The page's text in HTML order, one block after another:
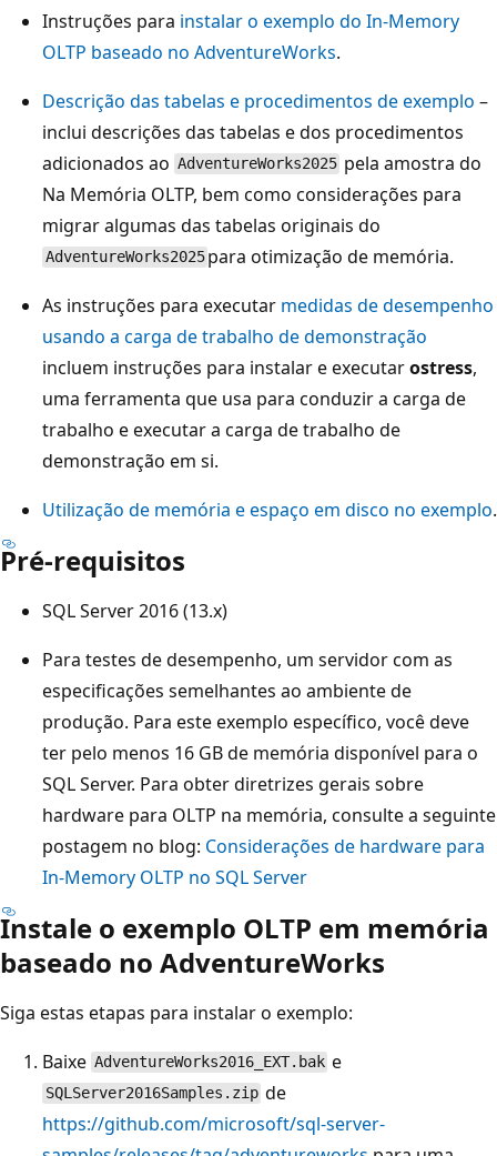
Instruções para instalar o exemplo do In-Memory
OLTP baseado no AdventureWorks.
Descrição das tabelas e procedimentos de exemplo –
inclui descrições das tabelas e dos procedimentos
adicionados ao AdventureWorks2025 pela amostra do
Na Memória OLTP, bem como considerações para
migrar algumas das tabelas originais do
AdventureWorks2025 para otimização de memória.
As instruções para executar medidas de desempenho
usando a carga de trabalho de demonstração
incluem instruções para instalar e executarostress,
uma ferramenta que usa para conduzir a carga de
trabalho e executar a carga de trabalho de
demonstração em si.
Utilização de memória e espaço em disco no exemplo.
Pré-requisitos
SQL Server 2016 (13.x)
Para testes de desempenho, um servidor com as
especificações semelhantes ao ambiente de
produção. Para este exemplo específico, você deve
ter pelo menos 16 GB de memória disponível para o
SQL Server. Para obter diretrizes gerais sobre
hardware para OLTP na memória, consulte a seguinte
postagem no blog: Considerações de hardware para
In-Memory OLTP no SQL Server
Instale o exemplo OLTP em memória
baseado no AdventureWorks
Siga estas etapas para instalar o exemplo:
Baixe AdventureWorks2016_EXT.bak e
SQLServer2016Samples.zip de
https://github.com/microsoft/sql-server-